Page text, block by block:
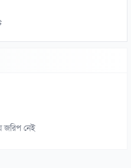
সরকার ব্যর্থ: এনসিপি
জরিপ নেই